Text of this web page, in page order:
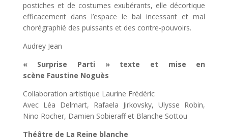
postiches et de costumes exubérants, elle décortique
efficacement dans l’espace le bal incessant et mal
chorégraphié des puissants et des contre-pouvoirs.
Audrey Jean
« Surprise Parti » texte et mise en
scène Faustine Noguès
Collaboration artistique Laurine Frédéric
Avec Léa Delmart, Rafaela Jirkovsky, Ulysse Robin,
Nino Rocher, Damien Sobieraff et Blanche Sottou
Théâtre de La Reine blanche